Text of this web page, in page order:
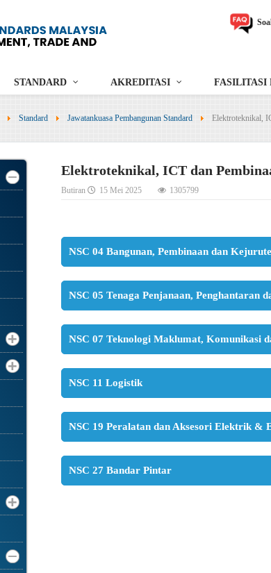
STANDARD AKREDITASI FASILITASI
Standard Jawatankuasa Pembangunan Standard Elektroteknikal,
Elektroteknikal, ICT dan
Butiran 15 Mei 2025 1305799
NSC 04 Bangunan, Pembinaan dan
NSC 05 Tenaga Penjanaan, Penghantaran
NSC 07 Teknologi Maklumat, Komunikasi
NSC 11 Logistik
NSC 19 Peralatan dan Aksesori Elektrik &
NSC 27 Bandar Pintar